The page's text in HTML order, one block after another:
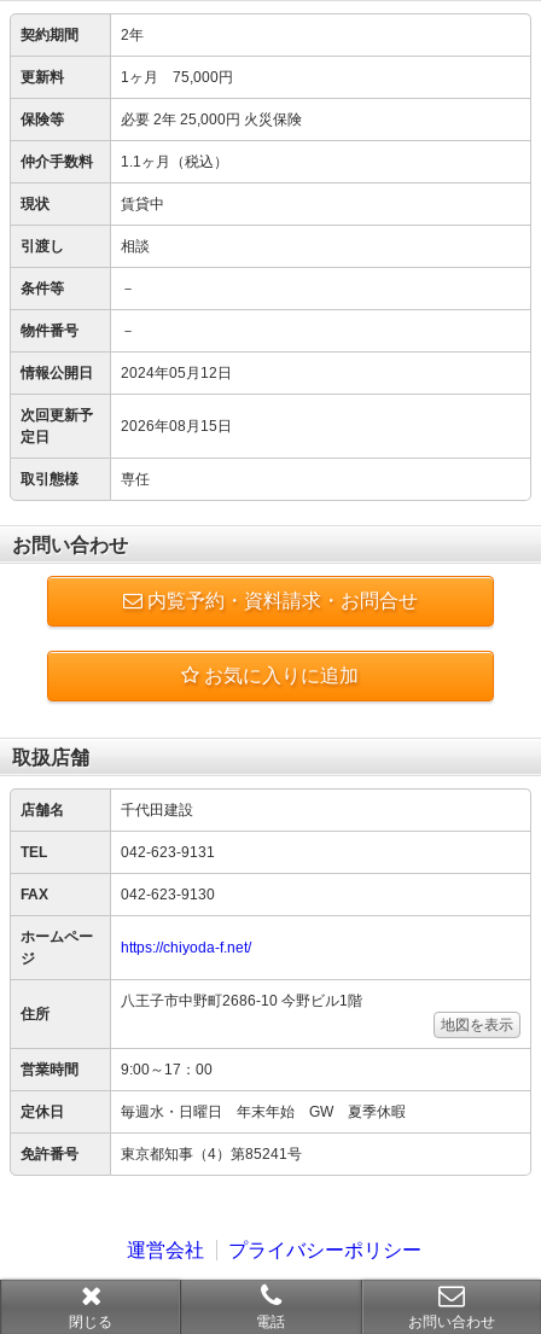
契約期間 2年
更新料 1ヶ月 75,000円
保険等 必要 2年 25,000円 火災保険
仲介手数料 1.1ヶ月（税込）
現状 賃貸中
引渡し 相談
条件等 －
物件番号 －
情報公開日 2024年05月12日
次回更新予
定日
2026年08月15日
取引態様 専任
お問い合わせ
内覧予約・資料請求・お問合せ
お気に入りに追加
取扱店舗
店舗名 千代田建設
TEL 042-623-9131
FAX 042-623-9130
ホームペー
ジ
https://chiyoda-f.net/
住所
八王子市中野町2686-10 今野ビル1階
地図を表示
営業時間 9:00～17：00
定休日 毎週水・日曜日 年末年始 GW 夏季休暇
免許番号 東京都知事（4）第85241号
閉じる 電話 お問い合わせ
運営会社 プライバシーポリシー
Copyright © SESH All right reserved.